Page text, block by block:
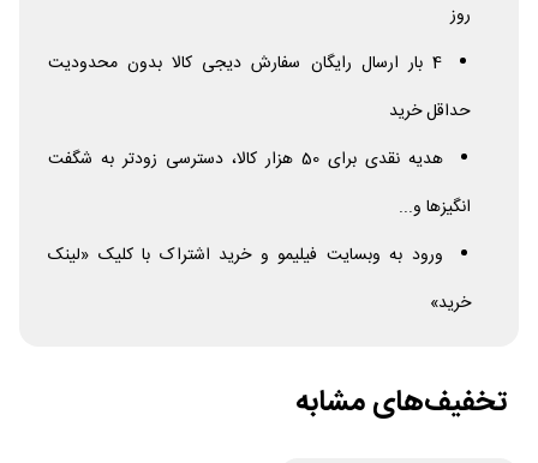
روز
4 بار ارسال رایگان سفارش دیجی کالا بدون محدودیت
حداقل خرید
هدیه نقدی برای 50 هزار کالا، دسترسی زودتر به شگفت
انگیزها و...
ورود به وبسایت فیلیمو و خرید اشتراک با کلیک «لینک
خرید»
تخفیف‌های مشابه